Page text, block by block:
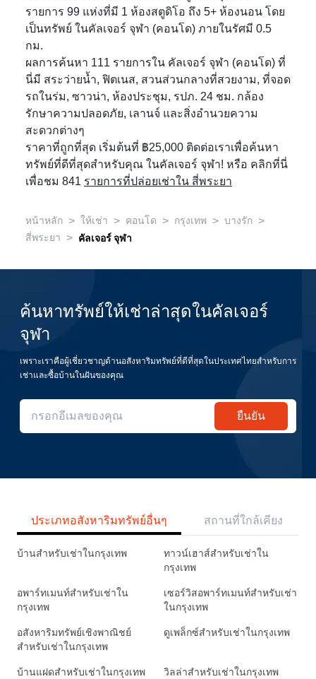
รายการ 99 แห่งที่มี 1 ห้องสตูดิโอ ถึง 5+ ห้องนอน โดย
เป็นทรัพย์ ในคัลเจอร์ จุฬา (คอนโด) ภายในรัศมี 0.5
กม.
ผลการค้นหา 111 รายการใน คัลเจอร์ จุฬา (คอนโด) ที่
นี่มี สระว่ายน้ำ, ฟิตเนส, สวนส่วนกลางที่สวยงาม, ที่จอด
รถในร่ม, ซาวน่า, ห้องประชุม, รปภ. 24 ชม. กล้อง
รักษาความปลอดภัย, เลานจ์ และสิ่งอำนวยความ
สะดวกต่างๆ
ราคาที่ถูกที่สุด เริ่มต้นที่ ฿25,000 ติดต่อเราเพื่อค้นหา
ทรัพย์ที่ดีที่สุดสำหรับคุณ ในคัลเจอร์ จุฬา! หรือ คลิกที่นี่
เพื่อชม 841 รายการที่ปล่อยเช่าใน สี่พระยา
หน้าหลัก > ให้เช่า > คอนโด > กรุงเทพ > บางรัก >
สี่พระยา > คัลเจอร์ จุฬา
ค้นหาทรัพย์ให้เช่าล่าสุดในคัลเจอร์
จุฬา
เพราะเราคือผู้เชี่ยวชาญด้านอสังหาริมทรัพย์ที่ดีที่สุดในประเทศไทยสำหรับการ
เช่าและซื้อบ้านในฝันของคุณ
ยืนยัน
ประเภทอสังหาริมทรัพย์อื่นๆ สถานที่ใกล้เคียง
บ้านสำหรับเช่าในกรุงเทพ
ทาวน์เฮาส์สำหรับเช่าใน
กรุงเทพ
อพาร์ทเมนท์สำหรับเช่าใน
กรุงเทพ
เซอร์วิสอพาร์ทเมนท์สำหรับเช่า
ในกรุงเทพ
อสังหาริมทรัพย์เชิงพาณิชย์
สำหรับเช่าในกรุงเทพ
ดูเพล็กซ์สำหรับเช่าในกรุงเทพ
บ้านแฝดสำหรับเช่าในกรุงเทพ วิลล่าสำหรับเช่าในกรุงเทพ